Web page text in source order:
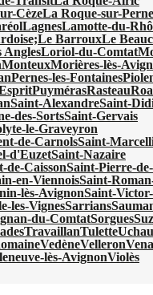
CèzeLa Roque-sur-
LagnesLamotte-du-
Le BarrouxLe
AnglesLoriol-du-Comtat
MonteuxMorières-lès-
Pernes-les-Fontaines
PuymérasRasteau
Saint-AlexandreSaint-
des-SortsSaint-Gervais
le-Graveyron
de-CarnolsSaint-
d'EuzetSaint-Nazaire
de-CaissonSaint-Pierre-
en-ViennoisSaint-
lès-AvignonSaint-
les-VignesSarrians
du-ComtatSorgues
TravaillanTulette
VedèneVelleron
lès-AvignonViolès